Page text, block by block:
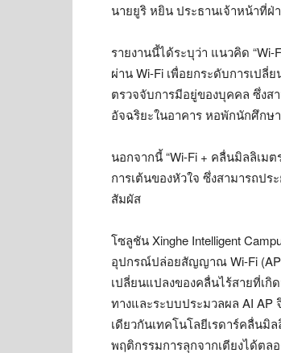
นายยูริ หยิน ประธานเจ้าหน้าที่
รายงานนี้ได้ระบุว่า แนวคิด “Wi-
ผ่าน Wi-Fi เพื่อยกระดับการเปลี่
ตรวจจับการมีอยู่ของบุคคล ซึ่งส
อัจฉริยะในอาคาร หอพักนักศึกษ
นอกจากนี้ “Wi-Fi + คลื่นมิลลิเม
การเต้นของหัวใจ ซึ่งสามารถ
สัมผัส
โซลูชัน Xinghe Intelligent
อุปกรณ์ปล่อยสัญญาณ Wi-Fi
เปลี่ยนแปลงของคลื่นไร้สายที่เกิ
ทางและระบบประมวลผล AI
เดียวกันเทคโนโลยีเรดาร์คลื่นมิ
พฤติกรรมการลุกจากเตียงได้ต